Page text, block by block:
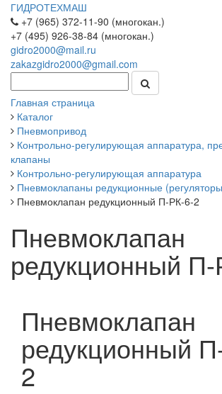
ГИДРОТЕХМАШ
+7 (965) 372-11-90 (многокан.)
+7 (495) 926-38-84 (многокан.)
gidro2000@mail.ru
zakazgidro2000@gmail.com
Главная страница
Каталог
Пневмопривод
Контрольно-регулирующая аппаратура,
клапаны
Контрольно-регулирующая аппаратура
Пневмоклапаны редукционные
Пневмоклапан редукционный П-РК-6-2
Пневмоклапан
редукционный
Пневмоклапан
редукционный
2